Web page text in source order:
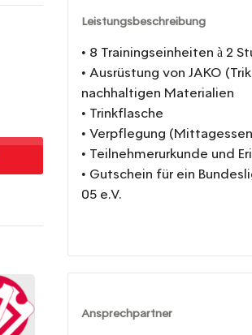
Leistungsbeschreibung
• 8 Trainingseinheiten à 2
• Ausrüstung von JAKO
nachhaltigen Materialien
• Trinkflasche
• Verpflegung
• Teilnehmerurkunde und
• Gutschein für ein
05 e.V.
Ansprechpartner